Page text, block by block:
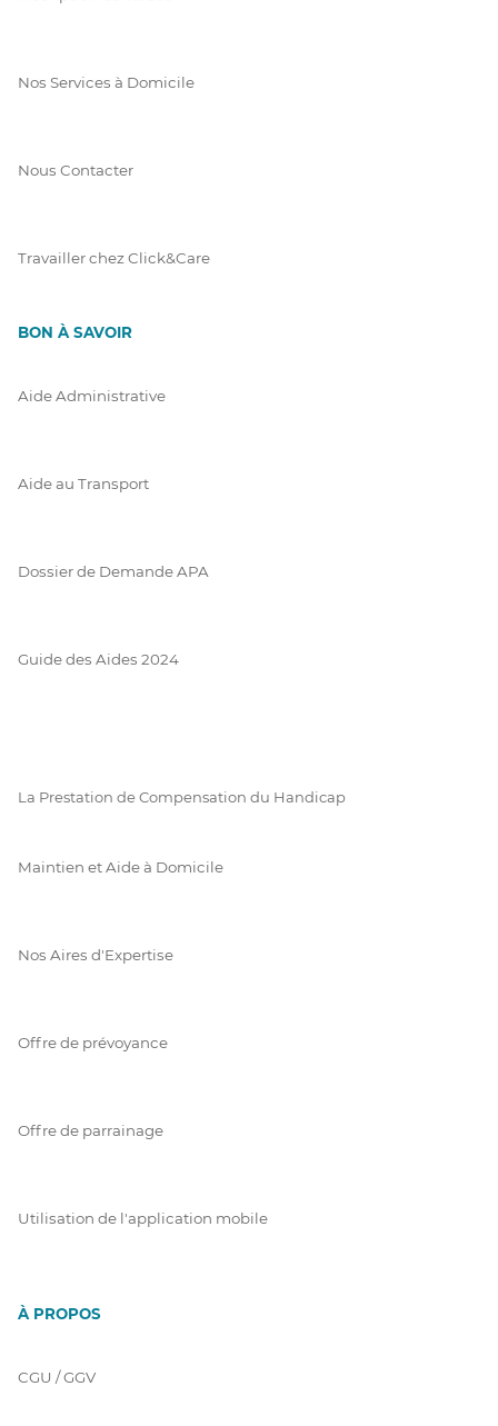
Nos Services à Domicile
Nous Contacter
Travailler chez Click&Care
BON À SAVOIR
Aide Administrative
Aide au Transport
Dossier de Demande APA
Guide des Aides 2024
La Prestation de Compensation du Handicap
Maintien et Aide à Domicile
Nos Aires d'Expertise
Offre de prévoyance
Offre de parrainage
Utilisation de l'application mobile
À PROPOS
CGU / GGV